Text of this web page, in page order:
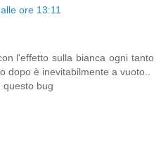
ore 13:11
l'effetto sulla bianca ogni tanto
dopo è inevitabilmente a vuoto..
questo bug